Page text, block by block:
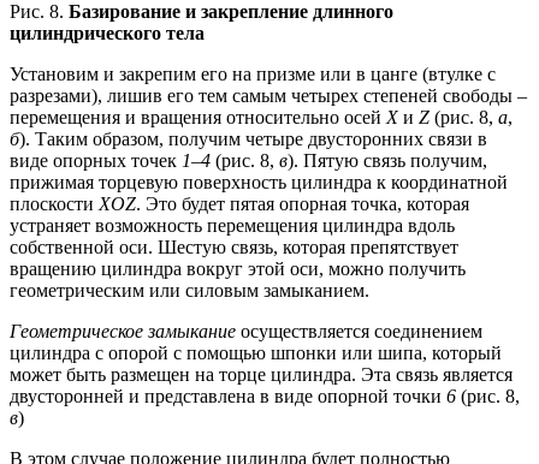
Рис. 8. Базирование и закрепление длинного
цилиндрического тела
Установим и закрепим его на призме или в цанге (втулке с
разрезами), лишив его тем самым четырех степеней свободы –
перемещения и вращения относительно осей Xи Z (рис. 8, а,
б). Таким образом, получим четыре двусторонних связи в
виде опорных точек 1–4 (рис. 8, в). Пятую связь получим,
прижимая торцевую поверхность цилиндра к координатной
плоскости XOZ. Это будет пятая опорная точка, которая
устраняет возможность перемещения цилиндра вдоль
собственной оси. Шестую связь, которая препятствует
вращению цилиндра вокруг этой оси, можно получить
геометрическим или силовым замыканием.
Геометрическое замыкание осуществляется соединением
цилиндра с опорой с помощью шпонки или шипа, который
может быть размещен на торце цилиндра. Эта связь является
двусторонней и представлена в виде опорной точки 6 (рис. 8,
в)
В этом случае положение цилиндра будет полностью